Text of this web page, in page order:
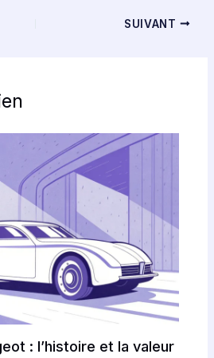
SUIVANT
: l’histoire et la valeur